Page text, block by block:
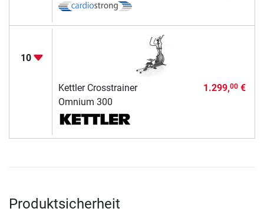
10
Kettler Crosstrainer
Omnium 300
1.299,00€
Produktsicherheit